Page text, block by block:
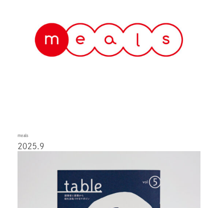
meals
2025.9